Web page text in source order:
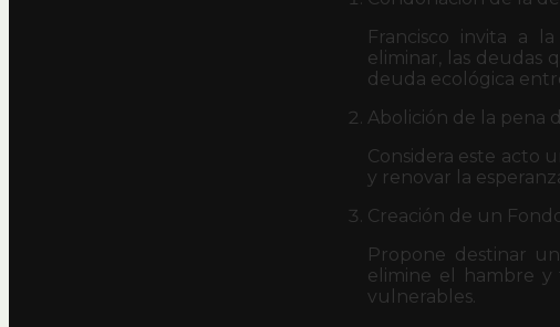
Francisco invita a
eliminar, las deudas
deuda ecológica
Abolición de la pena
Considera este acto
y renovar la
Creación de un
Propone destinar
elimine el hambre y
vulnerables.